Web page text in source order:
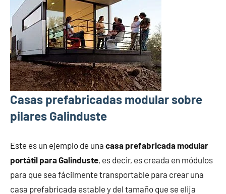
Casas prefabricadas modular sobre
pilares Galinduste
Este es un ejemplo de una casa prefabricada modular
portátil para Galinduste, es decir, es creada en módulos
para que sea fácilmente transportable para crear una
casa prefabricada estable y del tamaño que se elija